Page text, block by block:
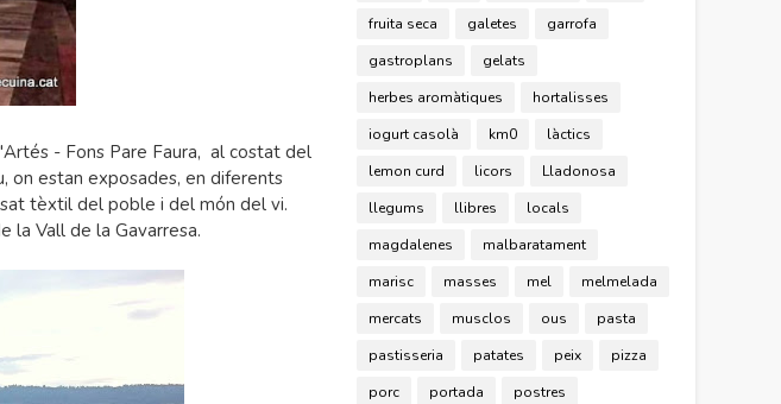
- Fons Pare Faura, al costat del
on estan exposades, en diferents
tèxtil del poble i del món del vi.
la Vall de la Gavarresa.
fruita seca
galetes
garrofa
gastroplans
gelats
herbes aromàtiques
hortalisses
iogurt casolà
km0
làctics
lemon curd
licors
Lladonosa
llegums
llibres
locals
magdalenes
malbaratament
marisc
masses mel
melmelada
mercats
musclos ous
pasta
pastisseria
patates peix
pizza
porc
portada
postres